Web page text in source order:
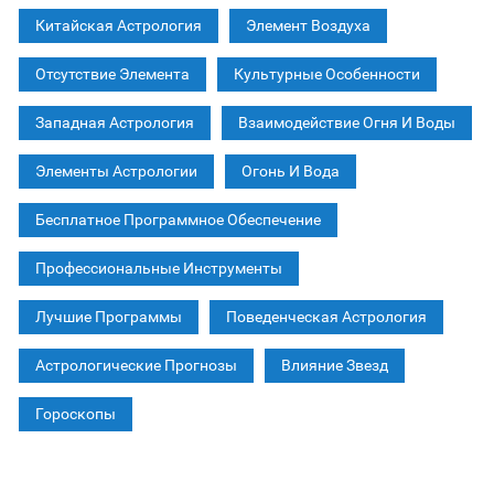
Китайская Астрология Элемент Воздуха
Отсутствие Элемента Культурные Особенности
Западная Астрология Взаимодействие Огня И Воды
Элементы Астрологии Огонь И Вода
Бесплатное Программное Обеспечение
Профессиональные Инструменты
Лучшие Программы Поведенческая Астрология
Астрологические Прогнозы Влияние Звезд
Гороскопы